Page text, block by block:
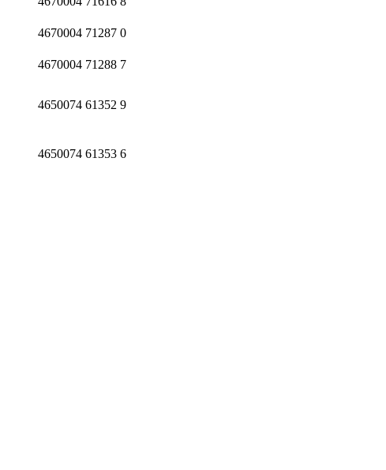
4670004 71287 0
4670004 71288 7
4650074 61352 9
4650074 61353 6